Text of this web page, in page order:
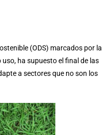
(ODS) marcados por la
ha supuesto el final de las
a sectores que no son los